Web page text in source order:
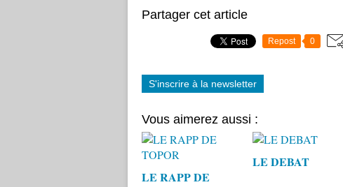
Partager cet article
Repost 0
S'inscrire à la newsletter
Vous aimerez aussi :
LE RAPP DE
LE DEBAT